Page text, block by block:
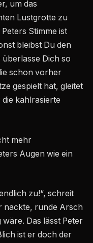
um das
Lustgrotte zu
Stimme ist
bleibst Du den
Dich so
schon vorher
gespielt hat, gleitet
kahlrasierte
mehr
Augen wie ein
zu!“, schreit
nackte, runde Arsch
Das lässt Peter
ist er doch der